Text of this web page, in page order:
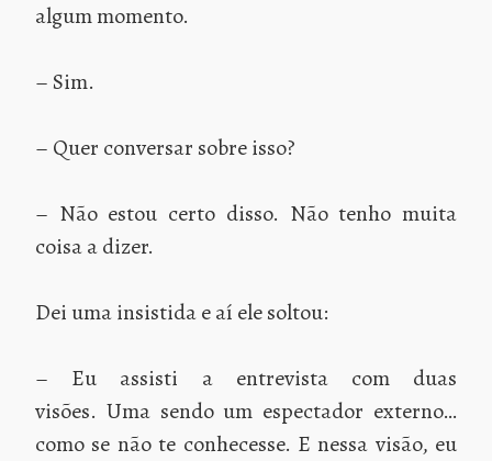
algum momento.
– Sim.
– Quer conversar sobre isso?
– Não estou certo disso. Não tenho muita
coisa a dizer.
Dei uma insistida e aí ele soltou:
– Eu assisti a entrevista com duas
visões. Uma sendo um espectador externo…
como se não te conhecesse. E nessa visão, eu